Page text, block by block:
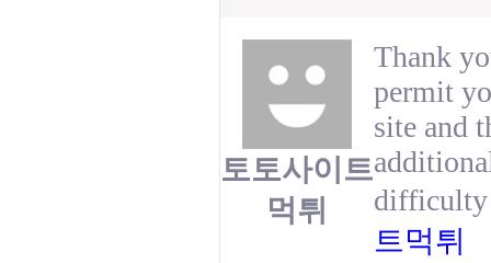
토토사이트
먹튀
Thank
permit
site and
트먹튀